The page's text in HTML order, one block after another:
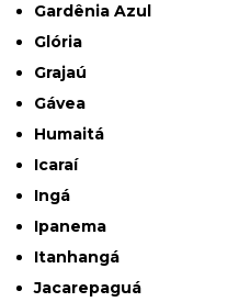
Gardênia Azul
Glória
Grajaú
Gávea
Humaitá
Icaraí
Ingá
Ipanema
Itanhangá
Jacarepaguá